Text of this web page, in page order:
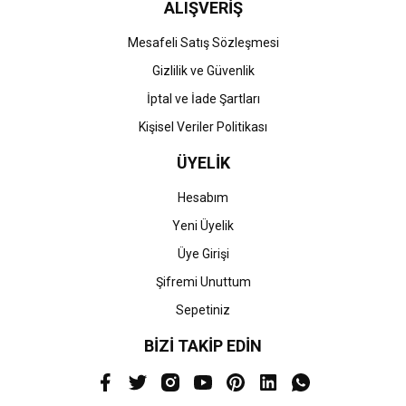
ALIŞVERİŞ
Mesafeli Satış Sözleşmesi
Gizlilik ve Güvenlik
İptal ve İade Şartları
Kişisel Veriler Politikası
ÜYELİK
Hesabım
Yeni Üyelik
Üye Girişi
Şifremi Unuttum
Sepetiniz
BİZİ TAKİP EDİN